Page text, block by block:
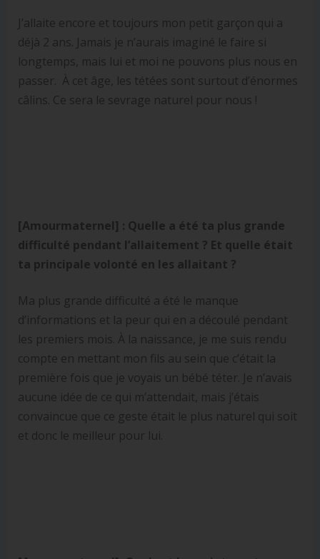
J’allaite encore et toujours mon petit garçon qui a
déjà 2 ans. Jamais je n’aurais imaginé le faire si
longtemps, mais lui et moi ne pouvons plus nous en
passer. À cet âge, les tétées sont surtout d’énormes
câlins. Ce sera le sevrage naturel pour nous !
[Amourmaternel] : Quelle a été ta plus grande
difficulté pendant l’allaitement ? Et quelle était
ta principale volonté en les allaitant ?
Ma plus grande difficulté a été le manque
d’informations et la peur qui en a découlé pendant
les premiers mois. À la naissance, je me suis rendu
compte en mettant mon fils au sein que c’était la
première fois que je voyais un bébé téter. Je n’avais
aucune idée de ce qui m’attendait, mais j’étais
convaincue que ce geste était le plus naturel qui soit
et donc le meilleur pour lui.